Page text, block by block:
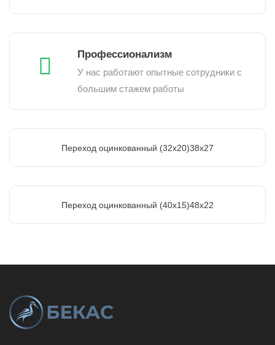
Профессионализм
У нас работают опытные сотрудники с
большим стажем работы
Переход оцинкованный (32х20)38х27
Переход оцинкованный (40х15)48х22